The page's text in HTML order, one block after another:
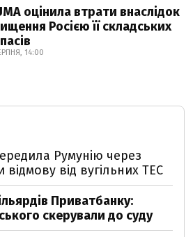
оцінила втрати внаслідок
Росією її складських
14:00
Румунію через
відмову від вугільних ТЕС
Приватбанку:
скерували до суду